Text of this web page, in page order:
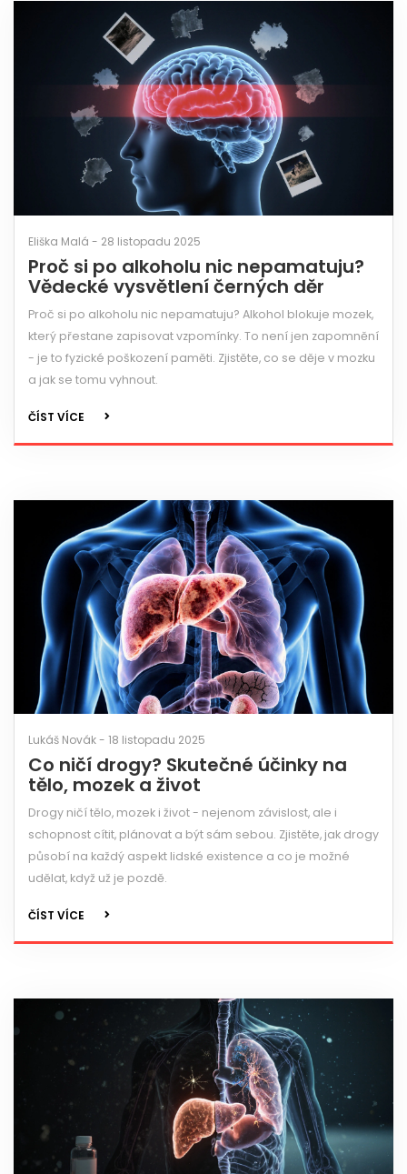
Eliška Malá - 28 listopadu 2025
Proč si po alkoholu nic nepamatuju?
Vědecké vysvětlení černých děr
Proč si po alkoholu nic nepamatuju? Alkohol blokuje mozek,
který přestane zapisovat vzpomínky. To není jen zapomnění
- je to fyzické poškození paměti. Zjistěte, co se děje v mozku
a jak se tomu vyhnout.
ČÍST VÍCE
Lukáš Novák - 18 listopadu 2025
Co ničí drogy? Skutečné účinky na
tělo, mozek a život
Drogy ničí tělo, mozek i život - nejenom závislost, ale i
schopnost cítit, plánovat a být sám sebou. Zjistěte, jak drogy
působí na každý aspekt lidské existence a co je možné
udělat, když už je pozdě.
ČÍST VÍCE